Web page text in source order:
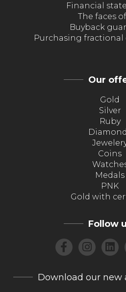
Financial
The faces of
Buyback
Purchasing fractional
Our
Gold
Silver
Ruby
Coins
Medals
PNK
Gold with
Follow
Download our new